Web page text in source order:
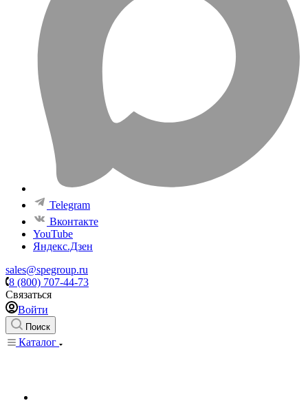
Telegram
Вконтакте
YouTube
Яндекс.Дзен
sales@spegroup.ru
8 (800) 707-44-73
Связаться
Войти
Поиск
Каталог